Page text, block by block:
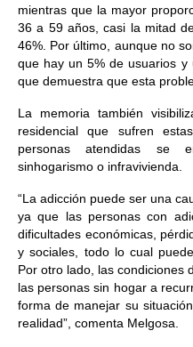
mientras que la mayor
36 a 59 años, casi la mitad
46%. Por último, aunque no
que hay un 5% de usuarios
que demuestra que esta
La memoria también
residencial que sufren
personas atendidas se
sinhogarismo o infravivienda.
“La adicción puede ser una
ya que las personas con
dificultades económicas,
y sociales, todo lo cual
Por otro lado, las condiciones
las personas sin hogar a
forma de manejar su
realidad”, comenta Melgosa.